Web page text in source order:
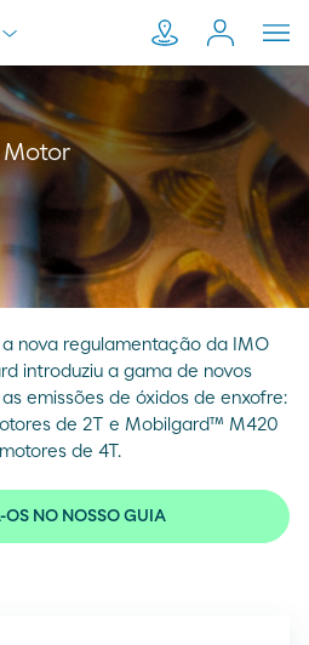
Distribuidor
Motor
nova regulamentação da IMO
introduziu a gama de novos
emissões de óxidos de enxofre:
de 2T e Mobilgard™ M420
de 4T.
OS NO NOSSO GUIA